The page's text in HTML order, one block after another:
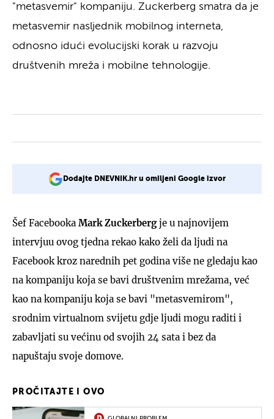
"metasvemir" kompaniju. Zuckerberg smatra da je
metasvemir nasljednik mobilnog interneta,
odnosno idući evolucijski korak u razvoju
društvenih mreža i mobilne tehnologije.
Dodajte DNEVNIK.hr u omiljeni Google izvor
Šef Facebooka Mark Zuckerbergje u najnovijem
intervjuu ovog tjedna rekao kako želi da ljudi na
Facebook kroz narednih pet godina više ne gledaju kao
na kompaniju koja se bavi društvenim mrežama, već
kao na kompaniju koja se bavi "metasvemirom",
srodnim virtualnom svijetu gdje ljudi mogu raditi i
zabavljati su većinu od svojih 24 sata i bez da
napuštaju svoje domove.
PROČITAJTE I OVO